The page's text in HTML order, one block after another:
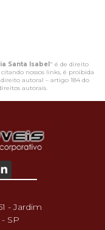
Santa Isabel" é de direito
nossos links, é proibida
autoral – artigo 184 do
autorais.
- Jardim
SP